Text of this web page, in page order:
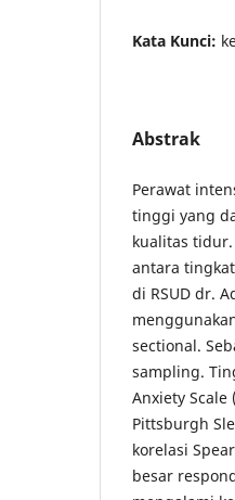
Kata Kunci:
Abstrak
Perawat
tinggi yang
kualitas
antara
di RSUD dr.
sectional.
sampling.
Anxiety
Pittsburgh
korelasi
besar